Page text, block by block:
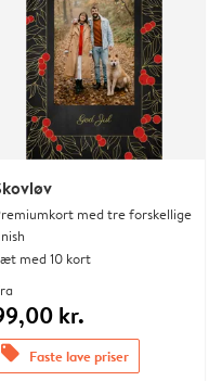
med tre forskellige
med 10 kort
kr.
offers Faste lave priser